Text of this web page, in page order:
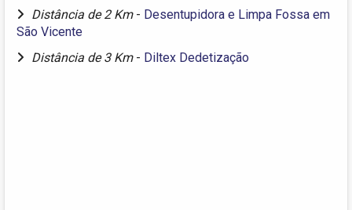
Distância de 2 Km - Desentupidora e Limpa Fossa em
São Vicente
Distância de 3 Km - Diltex Dedetização